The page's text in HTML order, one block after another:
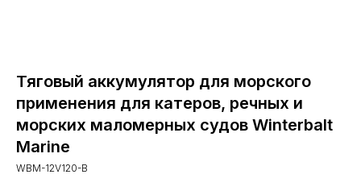
Тяговый аккумулятор для морского
применения для катеров, речных и
морских маломерных судов Winterbalt
Marine
WBM-12V120-B